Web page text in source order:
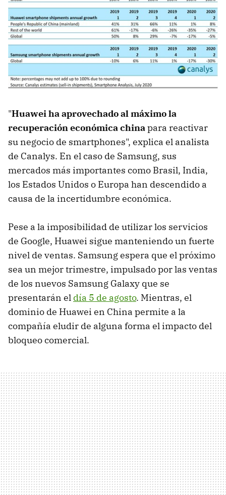
"Huawei ha aprovechado al máximo la
recuperación económica china para reactivar
su negocio de smartphones", explica el analista
de Canalys. En el caso de Samsung, sus
mercados más importantes como Brasil, India,
los Estados Unidos o Europa han descendido a
causa de la incertidumbre económica.
Pese a la imposibilidad de utilizar los servicios
de Google, Huawei sigue manteniendo un fuerte
nivel de ventas. Samsung espera que el próximo
sea un mejor trimestre, impulsado por las ventas
de los nuevos Samsung Galaxy que se
presentarán el día 5 de agosto. Mientras, el
dominio de Huawei en China permite a la
compañía eludir de alguna forma el impacto del
bloqueo comercial.